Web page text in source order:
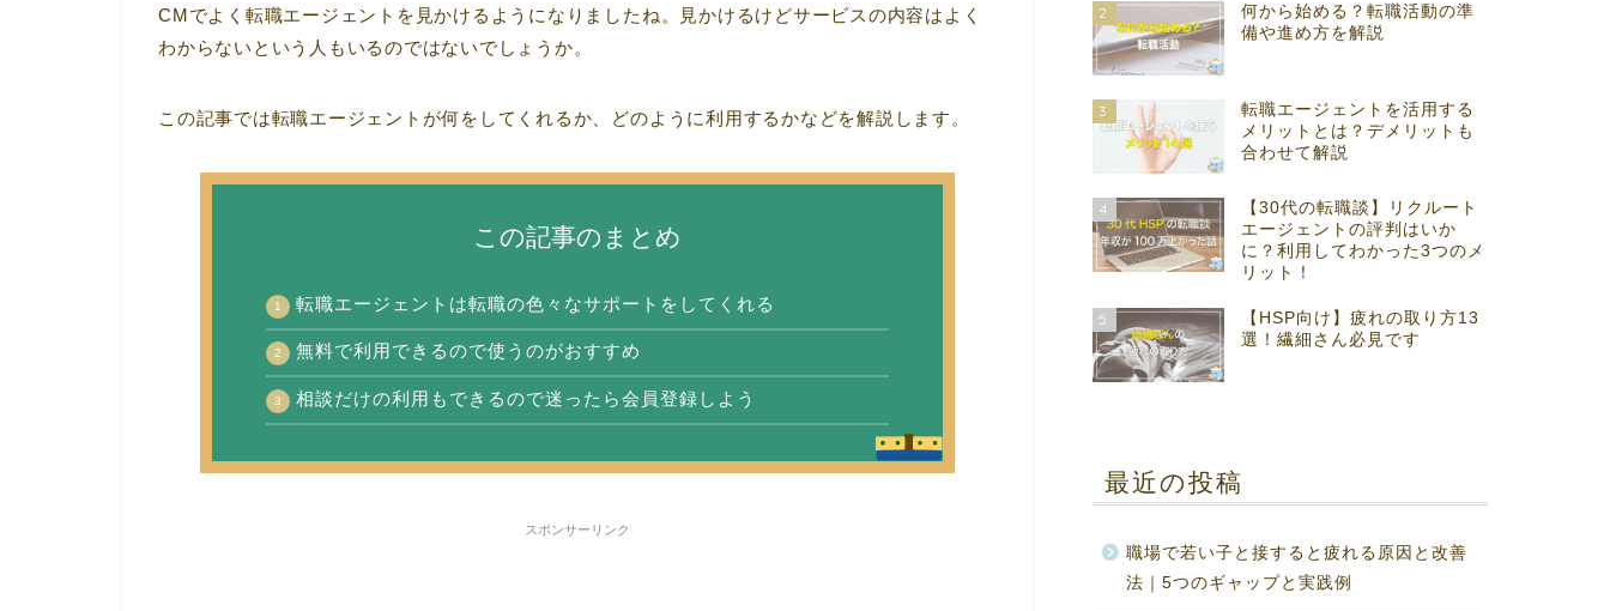
CMでよく転職エージェントを見かけるようになりましたね。見かけるけどサービスの内容はよく
わからないという人もいるのではないでしょうか。
この記事では転職エージェントが何をしてくれるか、どのように利用するかなどを解説します。
この記事のまとめ
転職エージェントは転職の色々なサポートをしてくれる
無料で利用できるので使うのがおすすめ
相談だけの利用もできるので迷ったら会員登録しよう
スポンサーリンク
2
何から始める？転職活動の準
備や進め方を解説
3
転職エージェントを活用する
メリットとは？デメリットも
合わせて解説
4
【30代の転職談】リクルート
エージェントの評判はいか
に？利用してわかった3つのメ
リット！
5
【HSP向け】疲れの取り方13
選！繊細さん必見です
最近の投稿
職場で若い子と接すると疲れる原因と改善
法｜5つのギャップと実践例